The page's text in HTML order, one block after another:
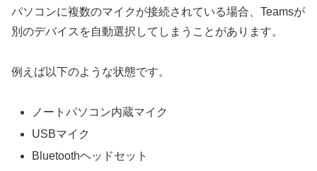
パソコンに複数のマイクが接続されている場合、Teamsが
別のデバイスを自動選択してしまうことがあります。
例えば以下のような状態です。
ノートパソコン内蔵マイク
USBマイク
Bluetoothヘッドセット